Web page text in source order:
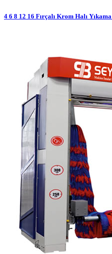
4 6 8 12 16 Fırçalı Krom Halı